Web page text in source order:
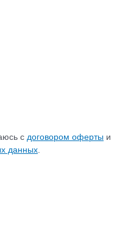
с договором оферты и
данных